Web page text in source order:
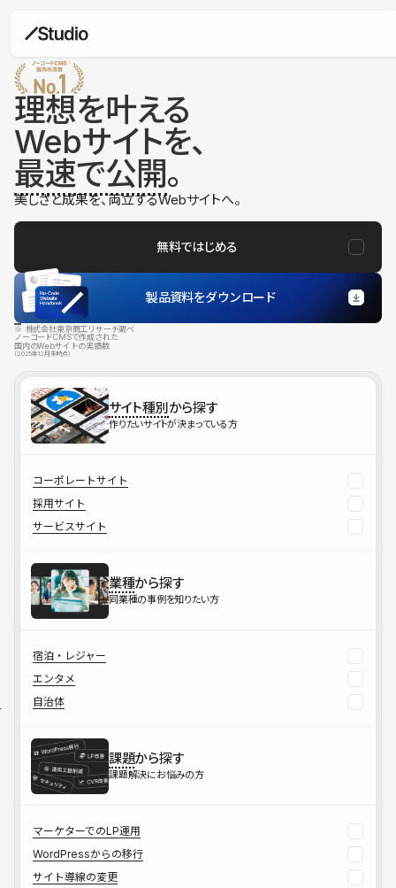
理想を叶える
Webサイトを、
最速で公開。
美しさと成果を、両立するWebサイトへ。
無料ではじめる
製品資料をダウンロード
※ 株式会社東京商工リサーチ調べ
ノーコードCMSで作成された
国内のWebサイトの実績数
（2025年12月末時点）
サイト種別から探す
作りたいサイトが決まっている方
コーポレートサイト
採用サイト
サービスサイト
業種から探す
同業種の事例を知りたい方
宿泊・レジャー
エンタメ
自治体
課題から探す
課題解決にお悩みの方
マーケターでのLP運用
WordPressからの移行
サイト導線の変更